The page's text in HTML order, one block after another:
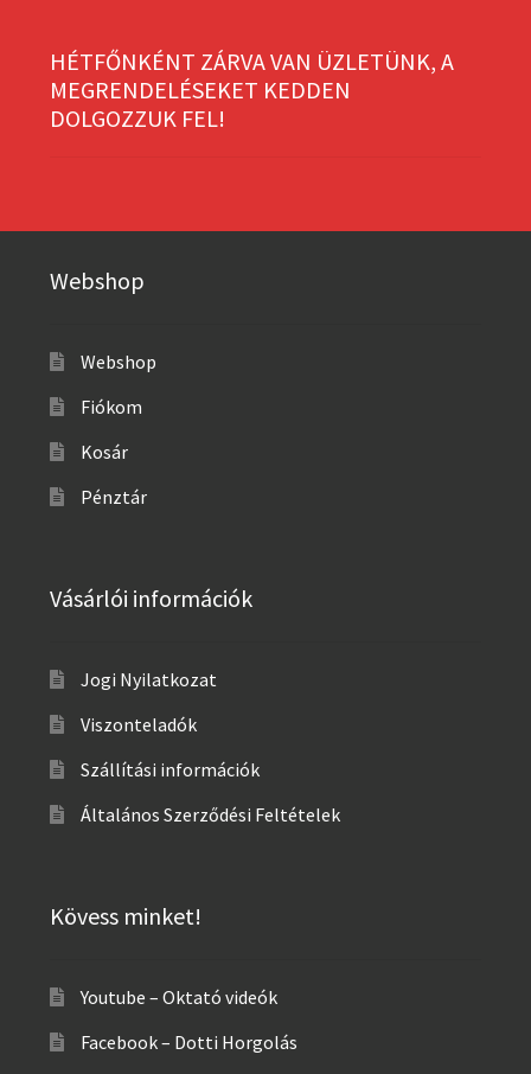
HÉTFŐNKÉNT ZÁRVA VAN ÜZLETÜNK, A
MEGRENDELÉSEKET KEDDEN
DOLGOZZUK FEL!
Webshop
Webshop
Fiókom
Kosár
Pénztár
Vásárlói információk
Jogi Nyilatkozat
Viszonteladók
Szállítási információk
Általános Szerződési Feltételek
Kövess minket!
Youtube – Oktató videók
Facebook – Dotti Horgolás